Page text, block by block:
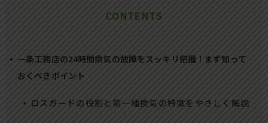
CONTENTS
一条工務店の24時間換気の故障をスッキリ把握！まず知って
おくべきポイント
ロスガードの役割と第一種換気の特徴をやさしく解説